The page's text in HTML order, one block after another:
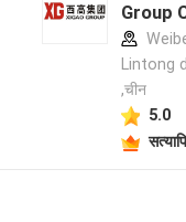
Group
Lintong
,चीन
5.0